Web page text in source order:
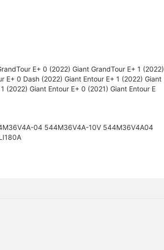
E+ 0 (2022) Giant GrandTour E+ 1 (2022)
E+ 0 Dash (2022) Giant Entour E+ 1 (2022) Giant
(2022) Giant Entour E+ 0 (2021) Giant Entour E
04 544M36V4A-10V 544M36V4A04